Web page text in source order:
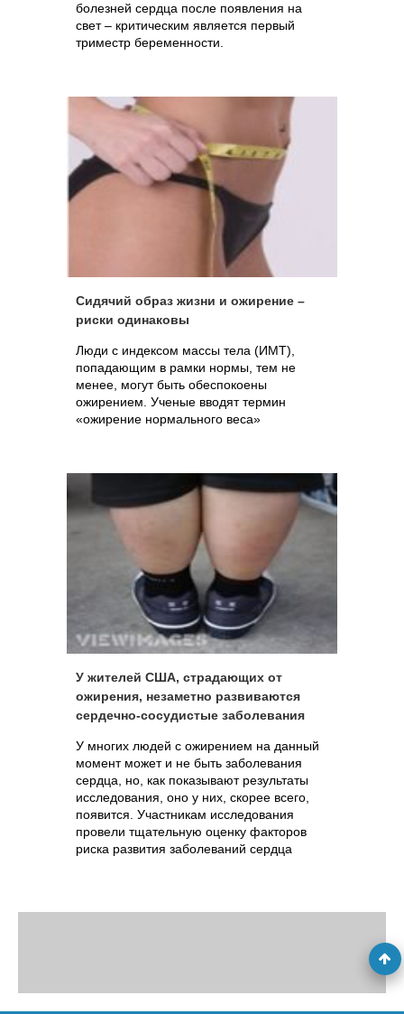
болезней сердца после появления на
свет – критическим является первый
триместр беременности.
Сидячий образ жизни и ожирение –
риски одинаковы
Люди с индексом массы тела (ИМТ),
попадающим в рамки нормы, тем не
менее, могут быть обеспокоены
ожирением. Ученые вводят термин
«ожирение нормального веса»
У жителей США, страдающих от
ожирения, незаметно развиваются
сердечно-сосудистые заболевания
У многих людей с ожирением на данный
момент может и не быть заболевания
сердца, но, как показывают результаты
исследования, оно у них, скорее всего,
появится. Участникам исследования
провели тщательную оценку факторов
риска развития заболеваний сердца